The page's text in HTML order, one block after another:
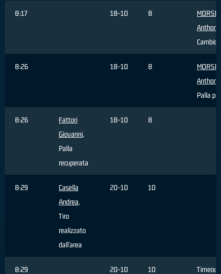
8:17 18-10 8
MORSE
Anthony
Cambio
8:26 18-10 8
MORSE
Anthony
Palla
8:26
Fattori
Giovanni,
Palla
recuperata
18-10 8
8:29
Casella
Andrea,
Tiro
realizzato
dall'area
20-10 10
8:29 20-10 10 Timeout